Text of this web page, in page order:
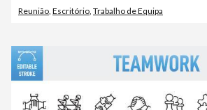
Reunião Escritório Trabalho de Equipa